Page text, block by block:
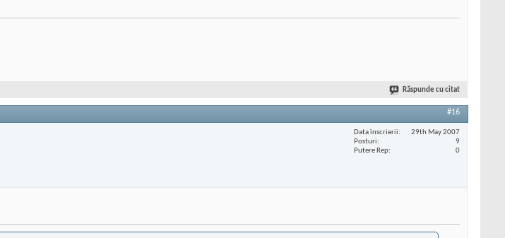
Răspunde cu citat
#16
Data înscrierii
29th May 2007
Posturi
9
Putere Rep
0